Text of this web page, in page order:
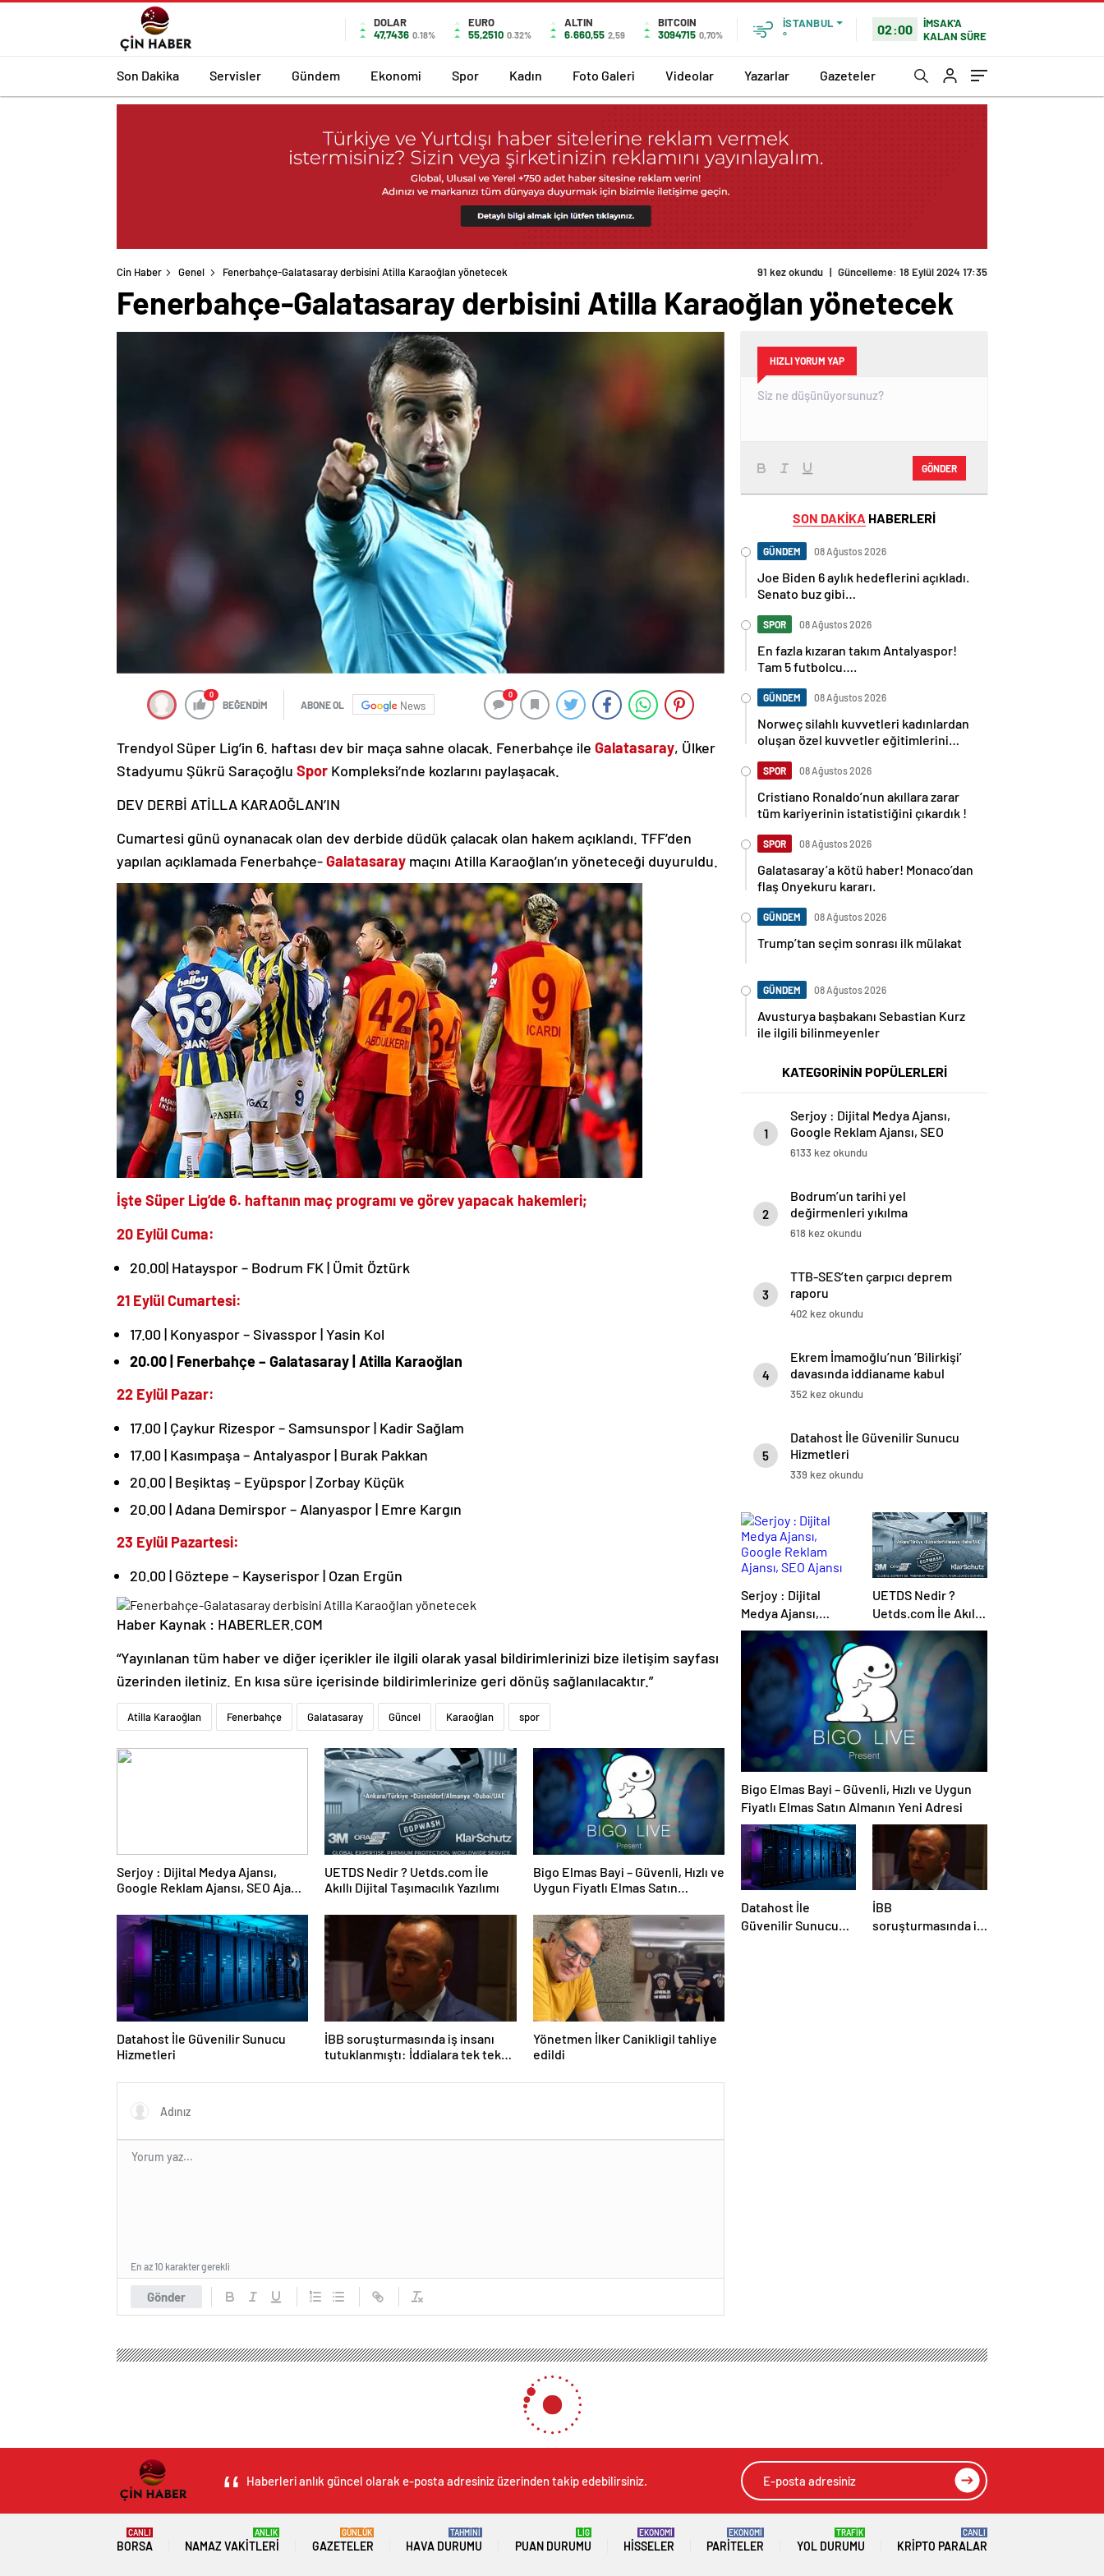
DOLAR
47,7436 0.18%
EURO
55,2510 0.32%
ALTIN
6.660,55 2,59
BITCOIN
3094715 0,70%
İSTANBUL
°
02:00
İMSAK'A
KALAN SÜRE
Son Dakika Servisler Gündem Ekonomi Spor Kadın Foto Galeri Videolar Yazarlar Gazeteler
Cin Haber Genel Fenerbahçe-Galatasaray derbisini Atilla Karaoğlan yönetecek 91 kez okundu | Güncelleme: 18 Eylül 2024 17:35
Fenerbahçe-Galatasaray derbisini Atilla Karaoğlan yönetecek
0
BEĞENDİM ABONE OL News
0
Trendyol Süper Lig’in 6. haftası dev bir maça sahne olacak. Fenerbahçe ile Galatasaray, Ülker
Stadyumu Şükrü Saraçoğlu Spor Kompleksi’nde kozlarını paylaşacak.
DEV DERBİ ATİLLA KARAOĞLAN’IN
Cumartesi günü oynanacak olan dev derbide düdük çalacak olan hakem açıklandı. TFF’den
yapılan açıklamada Fenerbahçe-Galatasaray maçını Atilla Karaoğlan’ın yöneteceği duyuruldu.
İşte Süper Lig’de 6. haftanın maç programı ve görev yapacak hakemleri;
20 Eylül Cuma:
20.00| Hatayspor – Bodrum FK | Ümit Öztürk
21 Eylül Cumartesi:
17.00 | Konyaspor – Sivasspor | Yasin Kol
20.00 | Fenerbahçe – Galatasaray | Atilla Karaoğlan
22 Eylül Pazar:
17.00 | Çaykur Rizespor – Samsunspor | Kadir Sağlam
17.00 | Kasımpaşa – Antalyaspor | Burak Pakkan
20.00 | Beşiktaş – Eyüpspor | Zorbay Küçük
20.00 | Adana Demirspor – Alanyaspor | Emre Kargın
23 Eylül Pazartesi:
20.00 | Göztepe – Kayserispor | Ozan Ergün
Haber Kaynak : HABERLER.COM
“Yayınlanan tüm haber ve diğer içerikler ile ilgili olarak yasal bildirimlerinizi bize iletişim sayfası
üzerinden iletiniz. En kısa süre içerisinde bildirimlerinize geri dönüş sağlanılacaktır.”
Atilla Karaoğlan Fenerbahçe Galatasaray Güncel Karaoğlan spor
Serjoy : Dijital Medya Ajansı,
Google Reklam Ajansı, SEO Ajansı
UETDS Nedir ? Uetds.com İle
Akıllı Dijital Taşımacılık Yazılımı
Bigo Elmas Bayi – Güvenli, Hızlı ve
Uygun Fiyatlı Elmas Satın
Datahost İle Güvenilir Sunucu
Hizmetleri
İBB soruşturmasında iş insanı
tutuklanmıştı: İddialara tek tek
Yönetmen İlker Canikligil tahliye
edildi
Gönder
En az 10 karakter gerekli
HIZLI YORUM YAP
GÖNDER
SON DAKİKA HABERLERİ
GÜNDEM 08 Ağustos 2026
Joe Biden 6 aylık hedeflerini açıkladı.
Senato buz gibi…
SPOR 08 Ağustos 2026
En fazla kızaran takım Antalyaspor!
Tam 5 futbolcu….
GÜNDEM 08 Ağustos 2026
Norweç silahlı kuvvetleri kadınlardan
oluşan özel kuvvetler eğitimlerini
SPOR 08 Ağustos 2026
Cristiano Ronaldo’nun akıllara zarar
tüm kariyerinin istatistiğini çıkardık !
SPOR 08 Ağustos 2026
Galatasaray’a kötü haber! Monaco’dan
flaş Onyekuru kararı.
GÜNDEM 08 Ağustos 2026
Trump’tan seçim sonrası ilk mülakat
GÜNDEM 08 Ağustos 2026
Avusturya başbakanı Sebastian Kurz
ile ilgili bilinmeyenler
KATEGORİNİN POPÜLERLERİ
1
Serjoy : Dijital Medya Ajansı,
Google Reklam Ajansı, SEO
Ajansı ve Web Tasarım Ajansı
6133 kez okundu
2
Bodrum’un tarihi yel
değirmenleri yıkılma
tehlikesiyle karşı karşıya
618 kez okundu
3
TTB-SES’ten çarpıcı deprem
raporu
402 kez okundu
4
Ekrem İmamoğlu’nun ‘Bilirkişi’
davasında iddianame kabul
edildi
352 kez okundu
5
Datahost İle Güvenilir Sunucu
Hizmetleri
339 kez okundu
Serjoy : Dijital
Medya Ajansı,
Google Reklam
Ajansı, SEO Ajansı
ve Web Tasarım
Ajansı
UETDS Nedir ?
Uetds.com İle Akıllı
Dijital Taşımacılık
Yazılımı
Bigo Elmas Bayi – Güvenli, Hızlı ve Uygun
Fiyatlı Elmas Satın Almanın Yeni Adresi
Datahost İle
Güvenilir Sunucu
İBB
soruşturmasında iş
Haberleri anlık güncel olarak e-posta adresiniz üzerinden takip edebilirsiniz.
BORSA
CANLI
NAMAZ VAKITLERI
ANLIK
GAZETELER
GÜNLÜK
HAVA DURUMU
TAHMİNİ
PUAN DURUMU
LİG
HISSELER
EKONOMİ
PARITELER
EKONOMİ
YOL DURUMU
TRAFİK
KRIPTO PARALAR
CANLI